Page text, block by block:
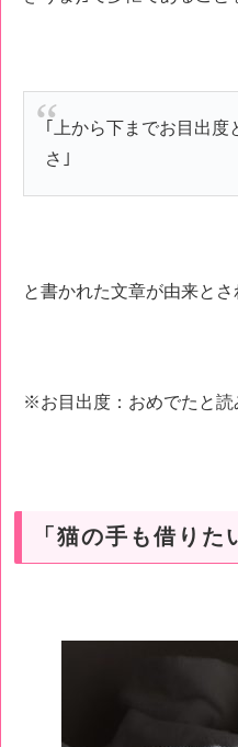
｢上から下までお目出度
さ｣
と書かれた文章が由来とさ
※お目出度：おめでたと読
「猫の手も借りた